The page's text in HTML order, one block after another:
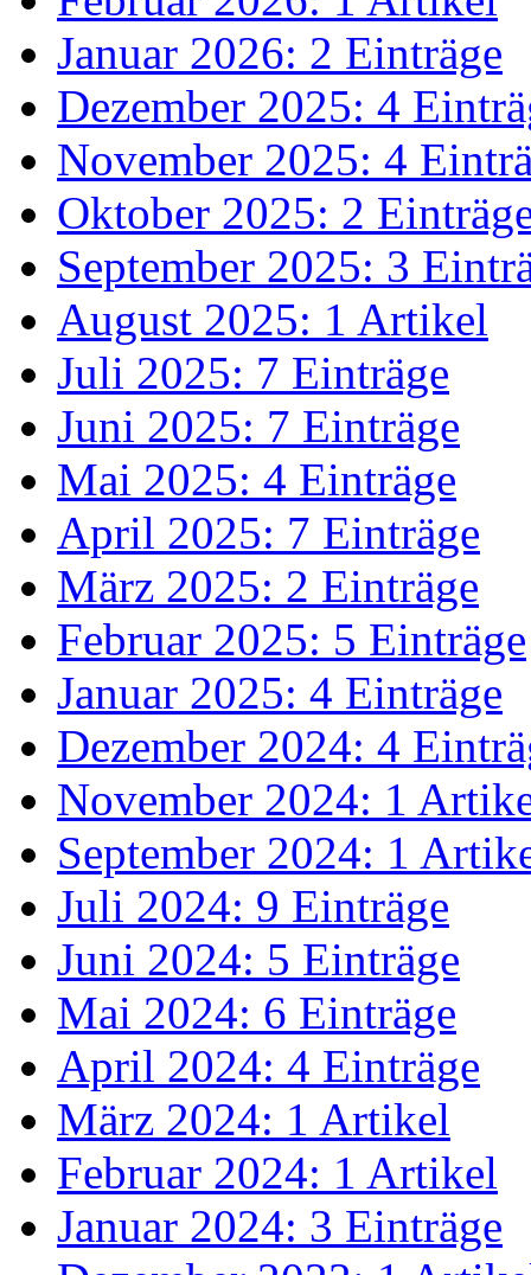
Januar 2026: 2 Einträge
Dezember 2025: 4
November 2025: 4
Oktober 2025: 2
September 2025: 3
August 2025: 1 Artikel
Juli 2025: 7 Einträge
Juni 2025: 7 Einträge
Mai 2025: 4 Einträge
April 2025: 7 Einträge
März 2025: 2 Einträge
Februar 2025: 5 Einträge
Januar 2025: 4 Einträge
Dezember 2024: 4
November 2024: 1
September 2024: 1
Juli 2024: 9 Einträge
Juni 2024: 5 Einträge
Mai 2024: 6 Einträge
April 2024: 4 Einträge
März 2024: 1 Artikel
Februar 2024: 1 Artikel
Januar 2024: 3 Einträge